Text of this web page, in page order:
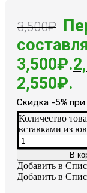
3,500₽
3,500₽.
2,550₽.
Cкидка -5%
Количество
вставками из
В
Добавить в
Добавить в